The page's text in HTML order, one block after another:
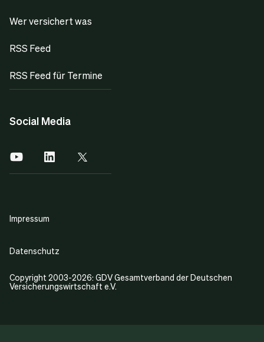
Wer versichert was
RSS Feed
RSS Feed für Termine
Social Media
Copyright 2003-2026: GDV Gesamtverband der Deutschen
Versicherungswirtschaft e.V.
Impressum
Datenschutz